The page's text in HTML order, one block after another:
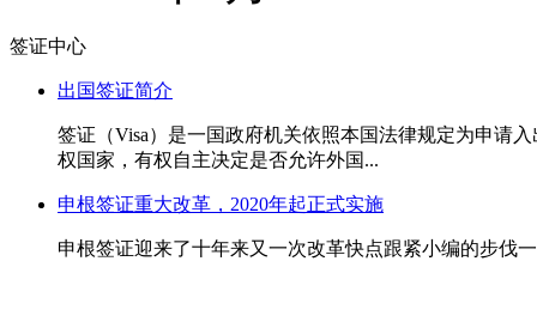
签证中心
出国签证简介
签证（Visa）是一国政府机关依照本国法律规定为申请
权国家，有权自主决定是否允许外国...
申根签证重大改革，2020年起正式实施
申根签证迎来了十年来又一次改革快点跟紧小编的步伐